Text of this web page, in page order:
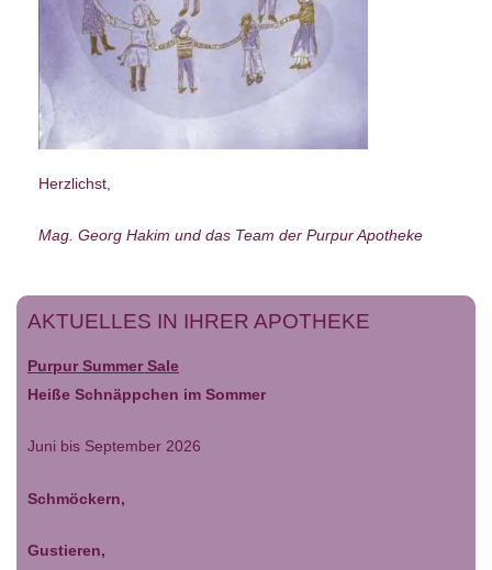
Herzlichst,
Mag. Georg Hakim und das Team der Purpur Apotheke
AKTUELLES IN IHRER APOTHEKE
Purpur Summer Sale
Heiße Schnäppchen im Sommer
Juni bis September 2026
Schmöckern,
Gustieren,